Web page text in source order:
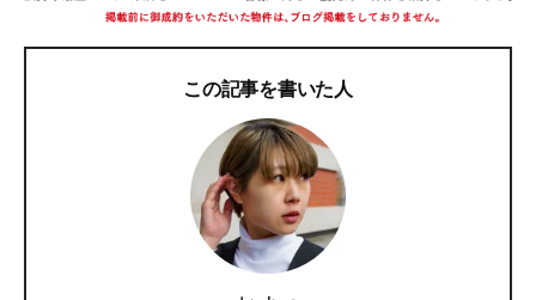
この記事を書いた人